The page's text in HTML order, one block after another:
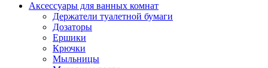
Аксессуары для ванных комнат
Держатели туалетной бумаги
Дозаторы
Ершики
Крючки
Мыльницы